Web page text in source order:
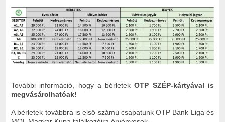
További információ, hogy a bérletekOTP SZÉP-kártyával is
megvásárolhatóak!
A bérletek továbbra is első számú csapatunk OTP Bank Liga és